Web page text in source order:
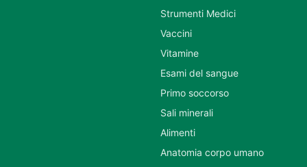
Strumenti Medici
Vaccini
Vitamine
Esami del sangue
Primo soccorso
Sali minerali
Alimenti
Anatomia corpo umano